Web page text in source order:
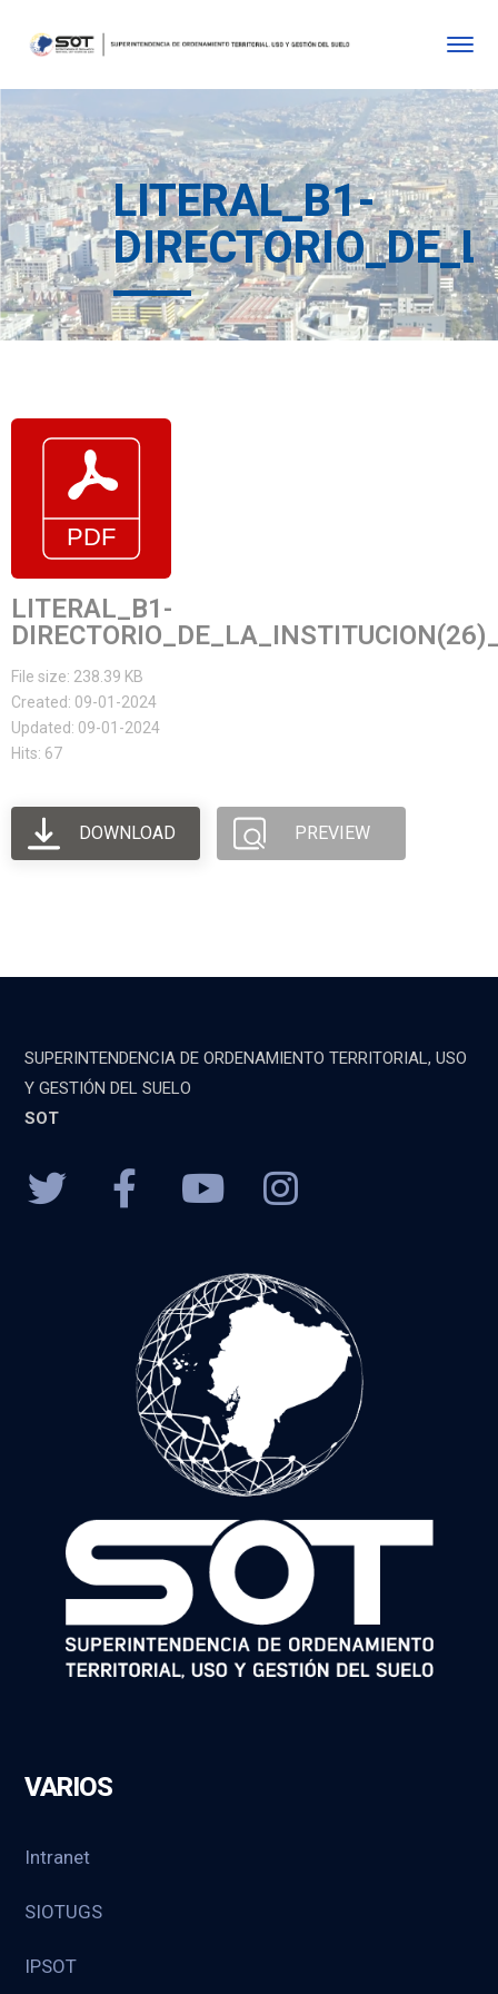
LITERAL_B1-
LITERAL_B1-
File size: 238.39 KB
Created: 09-01-2024
Updated: 09-01-2024
Hits: 67
DOWNLOAD PREVIEW
SUPERINTENDENCIA DE ORDENAMIENTO TERRITORIAL, USO
Y GESTIÓN DEL SUELO
SOT
VARIOS
Intranet
SIOTUGS
IPSOT